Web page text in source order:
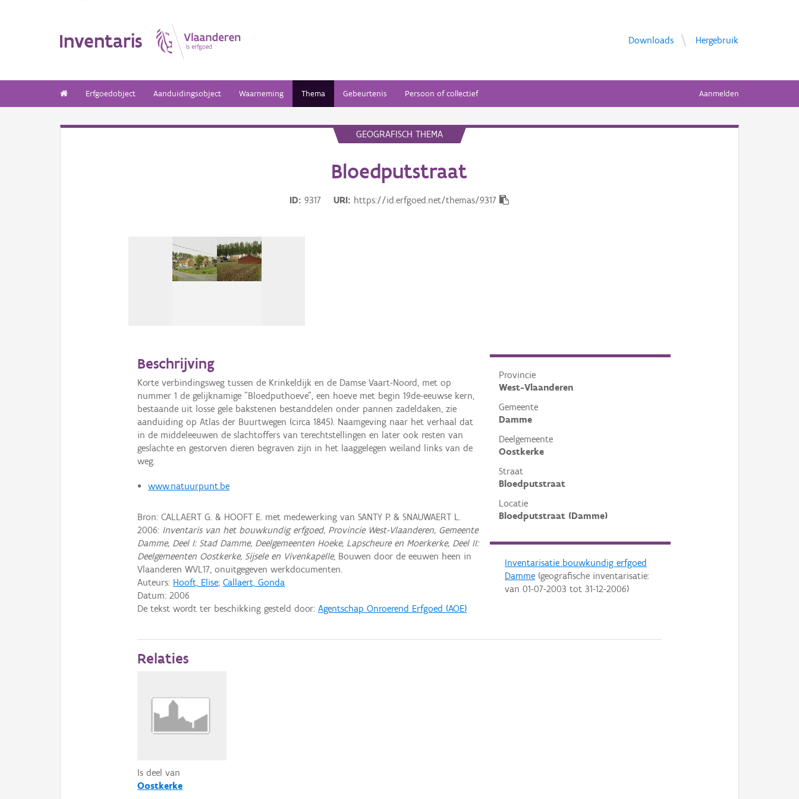
Inventaris Downloads Hergebruik
Erfgoedobject Aanduidingsobject Waarneming Thema Gebeurtenis Persoon of collectief Aanmelden
GEOGRAFISCH THEMA
Bloedputstraat
ID 9317 URI https://id.erfgoed.net/themas/9317
Provincie
West-Vlaanderen
Gemeente
Damme
Deelgemeente
Oostkerke
Straat
Bloedputstraat
Locatie
Bloedputstraat (Damme)
Inventarisatie bouwkundig erfgoed
Damme(geografische inventarisatie:
van 01-07-2003 tot 31-12-2006)
Beschrijving
Korte verbindingsweg tussen de Krinkeldijk en de Damse Vaart-Noord, met op
nummer 1 de gelijknamige "Bloedputhoeve", een hoeve met begin 19de-eeuwse kern,
bestaande uit losse gele bakstenen bestanddelen onder pannen zadeldaken, zie
aanduiding op Atlas der Buurtwegen (circa 1845). Naamgeving naar het verhaal dat
in de middeleeuwen de slachtoffers van terechtstellingen en later ook resten van
geslachte en gestorven dieren begraven zijn in het laaggelegen weiland links van de
weg.
www.natuurpunt.be
Bron: CALLAERT G. & HOOFT E. met medewerking van SANTY P. & SNAUWAERT L.
2006: Inventaris van het bouwkundig erfgoed, Provincie West-Vlaanderen, Gemeente
Damme, Deel I: Stad Damme, Deelgemeenten Hoeke, Lapscheure en Moerkerke, Deel II:
Deelgemeenten Oostkerke, Sijsele en Vivenkapelle, Bouwen door de eeuwen heen in
Vlaanderen WVL17, onuitgegeven werkdocumenten.
Auteurs: Hooft, Elise;Callaert, Gonda
Datum:2006
De tekst wordt ter beschikking gesteld door:Agentschap Onroerend Erfgoed (AOE)
Relaties
Is deel van
Oostkerke